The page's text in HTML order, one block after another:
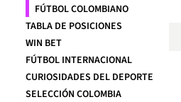
FÚTBOL COLOMBIANO
TABLA DE POSICIONES
WIN BET
FÚTBOL INTERNACIONAL
CURIOSIDADES DEL DEPORTE
SELECCIÓN COLOMBIA